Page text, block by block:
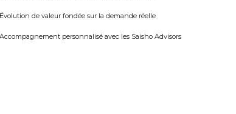
Évolution de valeur fondée sur la demande réelle
Accompagnement personnalisé avec les Saisho Advisors